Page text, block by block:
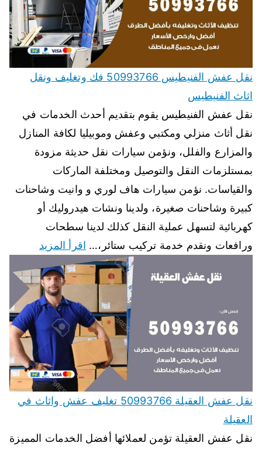
نقل عفش الفنيطيس 50993766 فك وتغليف ونقل
اثاث الفنيطيس
نقل عفش الفنيطيس يقوم بتقديم أحدث الخدمات في
نقل أثاث منزلي ومكتبي وعفش وموبيليا لكافة المنازل
والمزارع والفلل، ونؤمن سيارات نقل حديثة مزودة
بمستلزمات النقل والتوصيل ومختلفة الماركات
والقياسات. نؤمن سيارات هاف لوري و وانيت وشاحنات
كبيرة وشاحنات صغيرة، ولدينا ونشات هيدروليك أو
كهربائية لتسهل عملية النقل كذلك لدينا سطحات
ورافعات ونقدم خدمة تركيب ستائر،… اقرأ المزيد
نقل عفش العقيلة 50993766 تغليف عفش واثاث في
العقيلة
نقل عفش العقيلة تؤمن لعملائها أفضل الخدمات المميزة